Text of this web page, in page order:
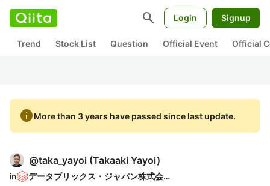
search Login Signup
Trend Stock List Question Official Event Official
infoMore than 3 years have passed since last update.
@taka_yayoi (Takaaki Yayoi)
in データブリックス・ジャパン株式会社